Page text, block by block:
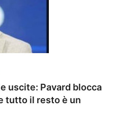
uscite: Pavard blocca
tutto il resto è un